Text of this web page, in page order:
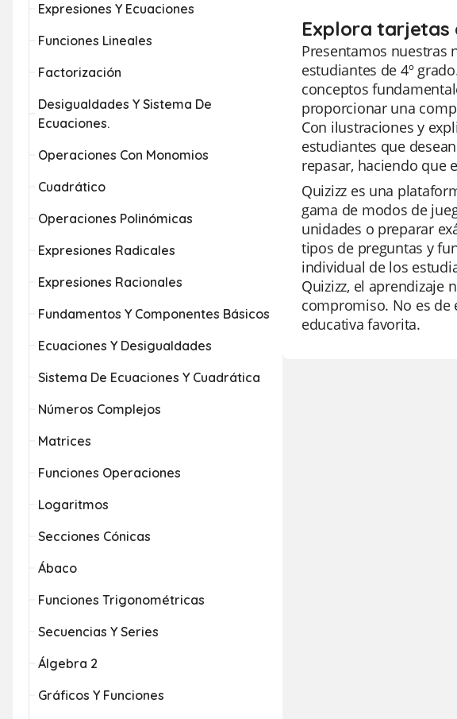
Expresiones Y Ecuaciones
Funciones Lineales
Factorización
Desigualdades Y Sistema De
Ecuaciones.
Operaciones Con Monomios
Cuadrático
Operaciones Polinómicas
Expresiones Radicales
Expresiones Racionales
Fundamentos Y Componentes Básicos
Ecuaciones Y Desigualdades
Sistema De Ecuaciones Y Cuadrática
Números Complejos
Matrices
Funciones Operaciones
Logaritmos
Secciones Cónicas
Ábaco
Funciones Trigonométricas
Secuencias Y Series
Álgebra 2
Gráficos Y Funciones
Explora tarjetas
Presentamos nuestras
estudiantes de 4º
conceptos
proporcionar una
Con ilustraciones y
estudiantes que
repasar, haciendo que
Quizizz es una
gama de modos de
unidades o preparar
tipos de preguntas y
individual de los
Quizizz, el aprendizaje
compromiso. No es de
educativa favorita.